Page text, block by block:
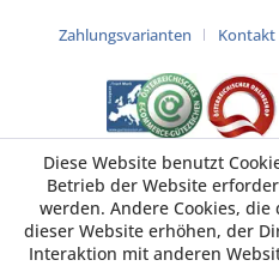
Zahlungsvarianten Kontakt
Diese Website benutzt
Betrieb der Website
werden. Andere Cookies,
dieser Website erhöhen, der
Interaktion mit anderen